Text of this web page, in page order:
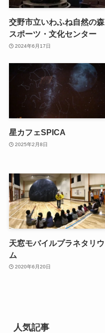
交野市立いわふね自然の森
スポーツ・文化センター
2024年6月17日
星カフェSPICA
2025年2月8日
天窓モバイルプラネタリウ
ム
2020年6月20日
人気記事